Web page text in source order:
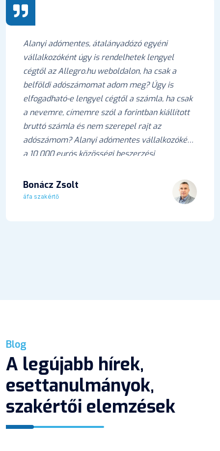
Alanyi adómentes, átalányadózó egyéni
vállalkozóként úgy is rendelhetek lengyel
cégtől az Allegro.hu weboldalon, ha csak a
belföldi adószámomat adom meg? Úgy is
elfogadható-e lengyel cégtől a számla, ha csak
a nevemre, címemre szól a forintban kiállított
bruttó számla és nem szerepel rajt az
adószámom? Alanyi adómentes vállalkozóként
a 10 000 eurós közösségi beszerzési
Bonácz Zsolt
áfa szakértő
Blog
A legújabb hírek,
esettanulmányok,
szakértői elemzések